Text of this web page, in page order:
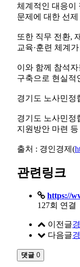
체계적인 대응이
문제에 대한 선
또한 직무 전환,
교육·훈련 체계
이와 함께 참석
구축으로 현실적
경기도 노사민정
경기도 노사민정
지원방안 마련
출처 : 경인경제(
관련링크
https://
127회 연결
이전글
다음글
댓글 0